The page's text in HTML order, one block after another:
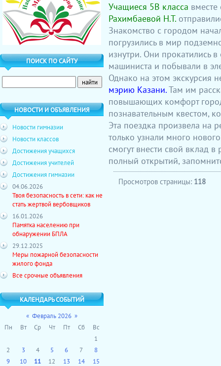
ПОИСК ПО САЙТУ
НОВОСТИ И ОБЪЯВЛЕНИЯ
Новости гимназии
Новости классов
Достижения учащихся
Достижения учителей
Достижения гимназии
04.06.2026
Твоя безопасность в сети: как не
стать жертвой вербовщиков
16.01.2026
Памятка населению при
обнаружении БПЛА
29.12.2025
Меры пожарной безопасности
жилого фонда
Все срочные объявления
КАЛЕНДАРЬ СОБЫТИЙ
« Февраль 2026 »
Пн
Вт Ср Чт Пт Сб
Вс
1
2
3 4 5 6 7
8
9
10 11 12 13 14
15
Учащиеся 5В класса
Рахимбаевой Н.Т.
Знакомство с городом
погрузились в мир
изнутри. Они прокатились
машиниста и побывали в
Однако на этом экскурсия
мэрию Казани.Там им
повышающих комфорт
познавательным квестом,
Эта поездка произвела на
только узнали много
смогут внести свой вклад
полный открытий,
Просмотров страницы: 118